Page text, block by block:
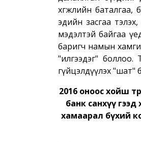
хөгжлийн баталгаа,
эдийн засгаа
мэдэлтэй байгаа
баригч намын
"илгээдэг" боллоо.
гүйцэлдүүлэх "шат"
2016 оноос хойш
банк санхүү гээд
хамаарал бүхий